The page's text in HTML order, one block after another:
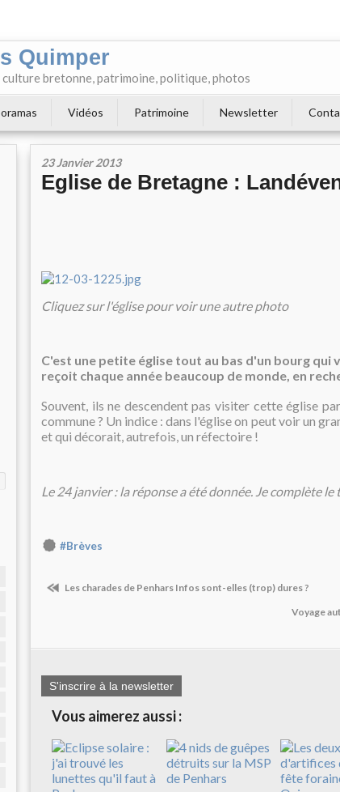
Quimper
bretonne, patrimoine, politique, photos
Vidéos Patrimoine Newsletter
23 Janvier 2013
Eglise de Bretagne :
Cliquez sur l'église pour voir une autre photo
C'est une petite église tout au bas d'un bourg qui
reçoit chaque année beaucoup de monde, en
Souvent, ils ne descendent pas visiter cette église
commune ? Un indice : dans l'église on peut voir un
et qui décorait, autrefois, un réfectoire !
Le 24 janvier : la réponse a été donnée. Je complète
#Brèves
Les charades de Penhars Infos sont-elles (trop) dures ?
Voyage
S'inscrire à la newsletter
Vous aimerez aussi :